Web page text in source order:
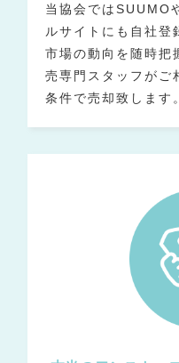
当協会ではSUUMO
ルサイトにも自社登
市場の動向を随時把
売専門スタッフがご
条件で売却致します。